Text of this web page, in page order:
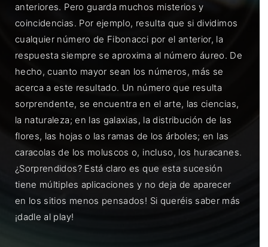
anteriores. Pero guarda muchos misterios y
coincidencias. Por ejemplo, resulta que si dividimos
cualquier número de Fibonacci por el anterior, la
respuesta siempre se aproxima al número áureo. De
hecho, cuanto mayor sean los números, más se
acerca a este resultado. Un número que resulta
sorprendente, se encuentra en el arte, las ciencias,
la naturaleza; en las galaxias, la distribución de las
flores, las hojas o las ramas de los árboles; en las
caracolas de los moluscos o, incluso, los huracanes.
¿Sorprendidos? Está claro es que esta sucesión
tiene múltiples aplicaciones y no deja de aparecer
en los sitios menos pensados! Si queréis saber más
¡dadle al play!